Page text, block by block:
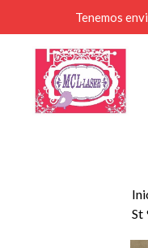
Tenemos
St